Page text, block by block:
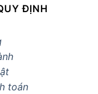
ĐỊNH
toán